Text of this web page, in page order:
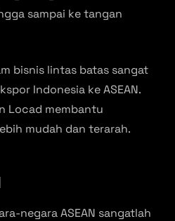
sampai ke tangan
bisnis lintas batas sangat
Indonesia ke ASEAN.
Locad membantu
mudah dan terarah.
negara ASEAN sangatlah